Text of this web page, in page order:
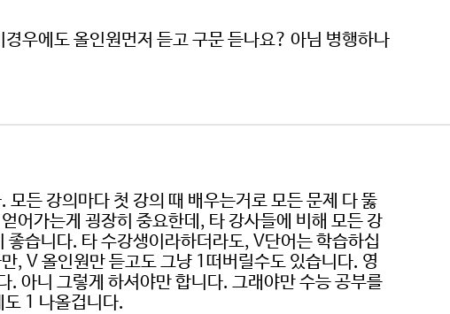
우에도 올인원먼저 듣고 구문 듣나요? 아님 병행하나
든 강의마다 첫 강의 때 배우는거로 모든 문제 다 뚫
어가는게 굉장히 중요한데, 타 강사들에 비해 모든 강
습니다. 타 수강생이라하더라도, V단어는 학습하십
, V 올인원만 듣고도 그냥 1떠버릴수도 있습니다. 영
아니 그렇게 하셔야만 합니다. 그래야만 수능 공부를
1 나올겁니다.